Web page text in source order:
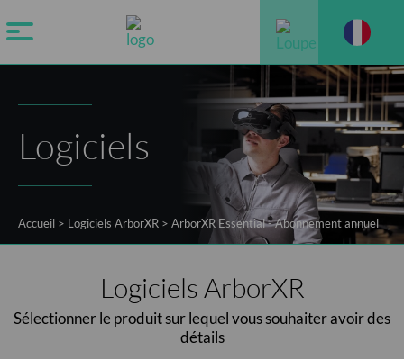
Logiciels
Accueil > Logiciels ArborXR > ArborXR Essential - Abonnement annuel
Logiciels ArborXR
Sélectionner le produit sur lequel vous souhaiter avoir des
détails